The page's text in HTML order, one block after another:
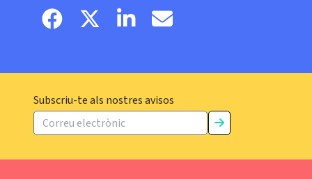
Facebook pageTwitter page
LinkedinEmail
Subscriu-te als nostres avisos